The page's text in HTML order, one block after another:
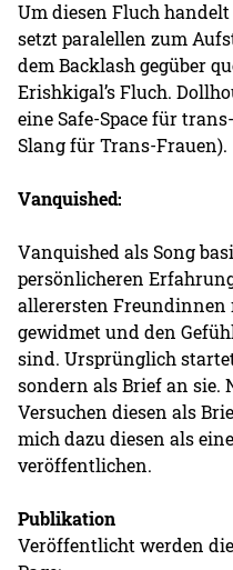
Um diesen Fluch
setzt paralellen zum
dem Backlash gegüber
Erishkigal’s Fluch.
eine Safe-Space für
Slang für Trans-Frauen).
Vanquished:
Vanquished als Song
persönlicheren
allerersten Freundinnen
gewidmet und den
sind. Ursprünglich
sondern als Brief an sie.
Versuchen diesen als
mich dazu diesen als
veröffentlichen.
Publikation
Veröffentlicht werden